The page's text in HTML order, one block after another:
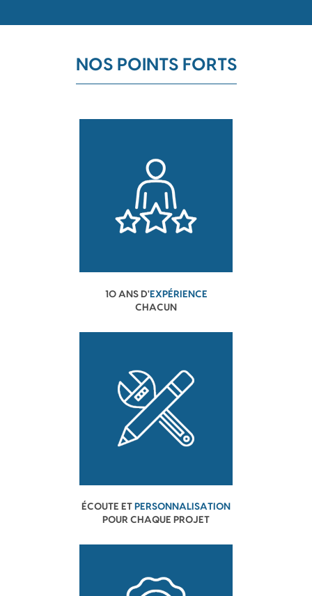
NOS POINTS FORTS
10 ANS D'EXPÉRIENCE
CHACUN
ÉCOUTE ET PERSONNALISATION
POUR CHAQUE PROJET